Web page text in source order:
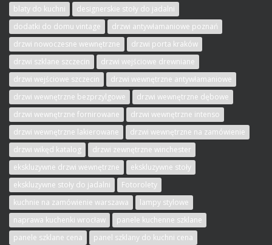
blaty do kuchni
designerskie stoły do jadalni
dodatki do domu vintage
drzwi antywłamaniowe poznań
drzwi nowoczesne wewnętrzne
drzwi porta kraków
drzwi szklane szczecin
drzwi wejściowe drewniane
drzwi wejściowe szczecin
drzwi wewnętrzne antywłamaniowe
drzwi wewnętrzne bezprzylgowe
drzwi wewnętrzne dębowe
drzwi wewnętrzne fornirowane
drzwi wewnętrzne intenso
drzwi wewnętrzne lakierowane
drzwi wewnętrzne na zamówienie
drzwi wikęd katalog
drzwi zewnętrzne winchester
ekskluzywne drzwi wewnętrzne
ekskluzywne stoły
ekskluzywne stoły do jadalni
Fotorolety
kuchnie na zamówienie warszawa
lampy stylowe
naprawa kuchenki wrocław
panele kuchenne szklane
panele szklane cena
panel szklany do kuchni cena